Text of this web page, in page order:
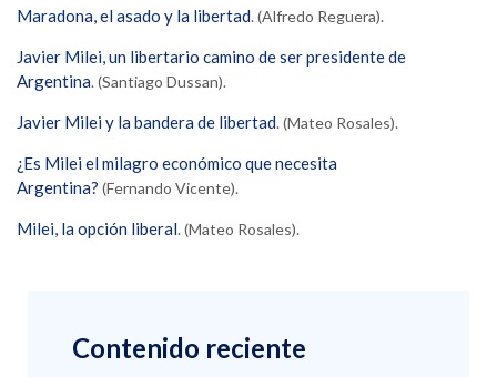
Maradona, el asado y la libertad. (Alfredo Reguera).
Javier Milei, un libertario camino de ser presidente de
Argentina. (Santiago Dussan).
Javier Milei y la bandera de libertad. (Mateo Rosales).
¿Es Milei el milagro económico que necesita
Argentina? (Fernando Vicente).
Milei, la opción liberal. (Mateo Rosales).
Contenido reciente